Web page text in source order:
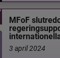
MFoF
3 april 2024